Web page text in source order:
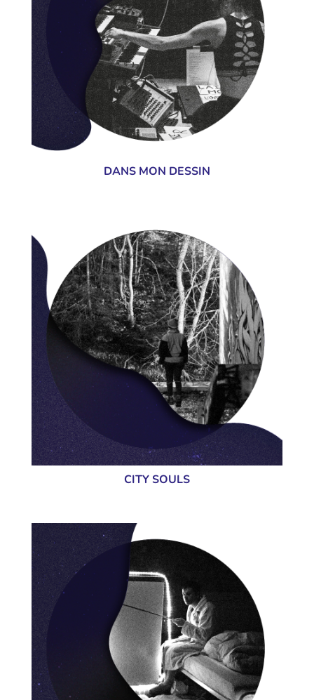
DANS MON DESSIN
CITY SOULS